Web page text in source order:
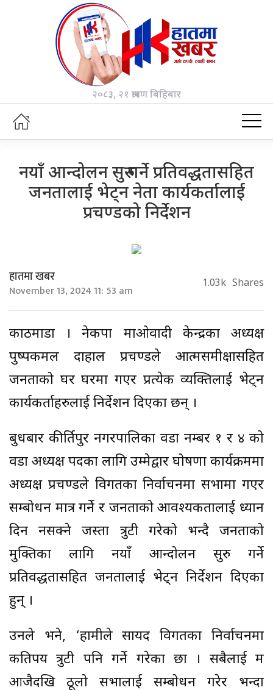
२०८३, २१ श्रावण बिहिबार
नयाँ आन्दोलन सुरु गर्ने प्रतिवद्धतासहित
जनतालाई भेट्न नेता कार्यकर्तालाई
प्रचण्डको निर्देशन
हातमा खबर
November 13, 2024 11: 53 am 1.03k Shares
काठमाडौं । नेकपा माओवादी केन्द्रका अध्यक्ष
पुष्पकमल दाहाल प्रचण्डले आत्मसमीक्षासहित
जनताको घर घरमा गएर प्रत्येक व्यक्तिलाई भेट्न
कार्यकर्ताहरुलाई निर्देशन दिएका छन् ।
बुधबार कीर्तिपुर नगरपालिका वडा नम्बर १ र ४ को
वडा अध्यक्ष पदका लागि उम्मेद्वार घोषणा कार्यक्रममा
अध्यक्ष प्रचण्डले विगतका निर्वाचनमा सभामा गएर
सम्बोधन मात्र गर्ने र जनताको आवश्यकतालाई ध्यान
दिन नसक्ने जस्ता त्रुटी गरेको भन्दै जनताको
मुक्तिका लागि नयाँ आन्दोलन सुरु गर्ने
प्रतिवद्धतासहित जनतालाई भेट्न निर्देशन दिएका
हुन् ।
उनले भने, ‘हामीले सायद विगतका निर्वाचनमा
कतिपय त्रुटी पनि गर्ने गरेका छौं । सबैलाई म
आजैदखि ठूलो सभालाई सम्बोधन गरेर भन्दा